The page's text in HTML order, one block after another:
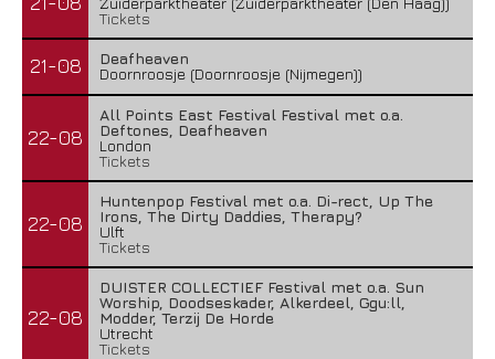
Tickets
21-08
Deafheaven
Doornroosje (Doornroosje (Nijmegen))
22-08
All Points East Festival Festival met o.a.
Deftones, Deafheaven
London
Tickets
22-08
Huntenpop Festival met o.a. Di-rect, Up The
Irons, The Dirty Daddies, Therapy?
Ulft
Tickets
22-08
DUISTER COLLECTIEF Festival met o.a. Sun
Worship, Doodseskader, Alkerdeel, Ggu:ll,
Modder, Terzij De Horde
Utrecht
Tickets